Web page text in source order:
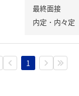
最終面接
内定・内々定
1